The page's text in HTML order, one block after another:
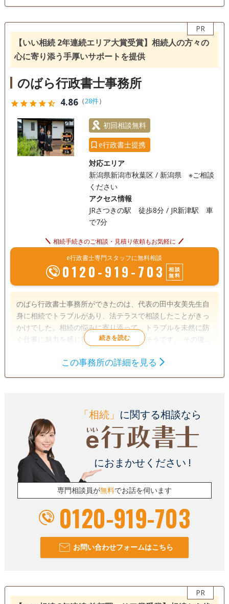
訪問可 土日相談可 初回相談無料 18時以降相談可
オンライン面談可 事務所面談可
PR
【いい相続 2年連続エリア大賞受賞】相続人の方々の
心に寄り添う手厚いサポートを提供
のばら行政書士事務所
starstarstarstarstar_half 4.86（28件）
初回相談無料
e行政書士提携
対応エリア
新潟県新潟市秋葉区 / 新潟県 ※ご相談
ください
アクセス情報
JRさつきの駅 徒歩8分 / JR新津駅 車
で7分
相続手続きのご相談・見積り依頼もお気軽に
e行政書士専門スタッフに無料相談
0120-919-703
相談
無料
のばら行政書士事務所ができたのは、代表の田中友美先生自
身に相続でトラブルがあり、法テラスで相談したことがきっ
かけでした。相続の悩みに寄り添って、トラブルを未然に防
ぐ仕事に魅力を感じ行政書士になられたそうです。 その後、
人に勤務され、2018年に独立。新潟県秋葉区で現在の「のば
ができる事務所として、成年後見制度への取り組みにも力を
入れていかれるそうです。
遺産分割
電話相談可 女性スタッフ対応可 土日相談可
初回相談無料 18時以降相談可
この事務所の詳細を見る
「相続」 に関する相談なら
におまかせください !
専門相談員が無料でお話を伺います
0120-919-703
お問い合わせフォームはこちら
PR